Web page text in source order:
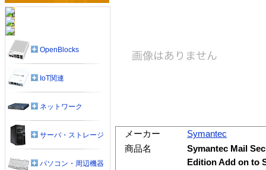
メーカー
Symantec
商品名
Symantec Mail
Edition Add on to
OpenBlocks
IoT関連
ネットワーク
サーバ・ストレージ
パソコン・周辺機器